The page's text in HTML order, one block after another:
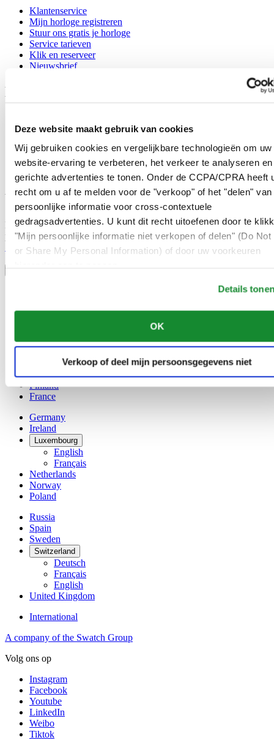
Deze website maakt gebruik van cookies
Wij gebruiken cookies en vergelijkbare technologieën om uw
website-ervaring te verbeteren, het verkeer te analyseren en
gerichte advertenties te tonen. Onder de CCPA/CPRA heeft
recht om u af te melden voor de "verkoop" of het "delen" van
persoonlijke informatie voor cross-contextuele
gedragsadvertenties. U kunt dit recht uitoefenen door te
"Mijn persoonlijke informatie niet verkopen of delen" (Do Not
or Share My Personal Information) of door uw voorkeuren
Details
OK
Verkoop of deel mijn persoonsgegevens niet
Klantenservice
Mijn horloge registreren
Stuur ons gratis je horloge
Service tarieven
Klik en reserveer
Nieuwsbrief
Legal
Privacyverklaring
Contact
Verkoopvoorwaarden
Herroeping van de overeenkomst
Word lid van de CERTINA club
Meld je aan en ontvang exclusieve aanbiedingen en
productrecensies
Schrijf je in!
Selecteer een land/regio
English
简体中文
Denmark
Finland
France
Germany
Ireland
Luxembourg
English
Français
Netherlands
Norway
Poland
Russia
Spain
Sweden
Switzerland
Deutsch
Français
English
United Kingdom
International
A company of the Swatch Group
Volg ons op
Instagram
Facebook
Youtube
LinkedIn
Weibo
Tiktok